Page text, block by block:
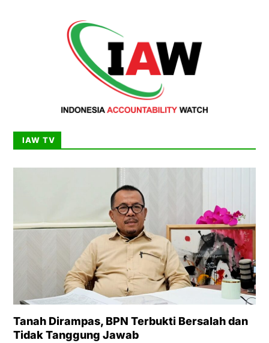
IAW TV
Tanah Dirampas, BPN Terbukti Bersalah dan
Tidak Tanggung Jawab